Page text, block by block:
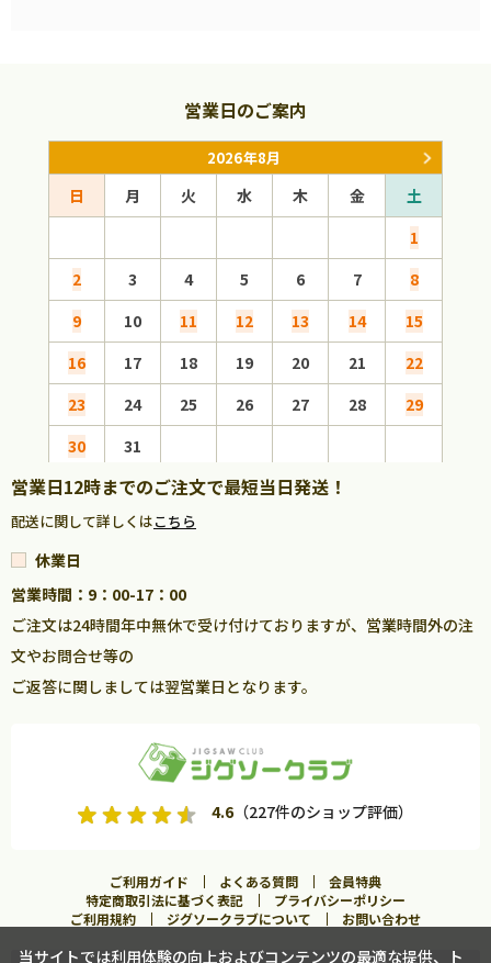
営業日のご案内
2026年8月
日 月 火 水 木 金
土
1
2
3 4 5 6 7
8
9
10 11 12 13 14
15
16
17 18 19 20 21
22
23
24 25 26 27 28
29
30
31
営業日12時までのご注文で最短当日発送！
配送に関して詳しくはこちら
休業日
営業時間：9：00-17：00
ご注文は24時間年中無休で受け付けておりますが、営業時間外の注
文やお問合せ等の
ご返答に関しましては翌営業日となります。
4.6（227件のショップ評価）
ご利用ガイド よくある質問
会員特典
特定商取引法に基づく表記
プライバシーポリシー
ご利用規約
ジグソークラブについて お問い合わせ
当サイトでは利用体験の向上およびコンテンツの最適な提供、ト